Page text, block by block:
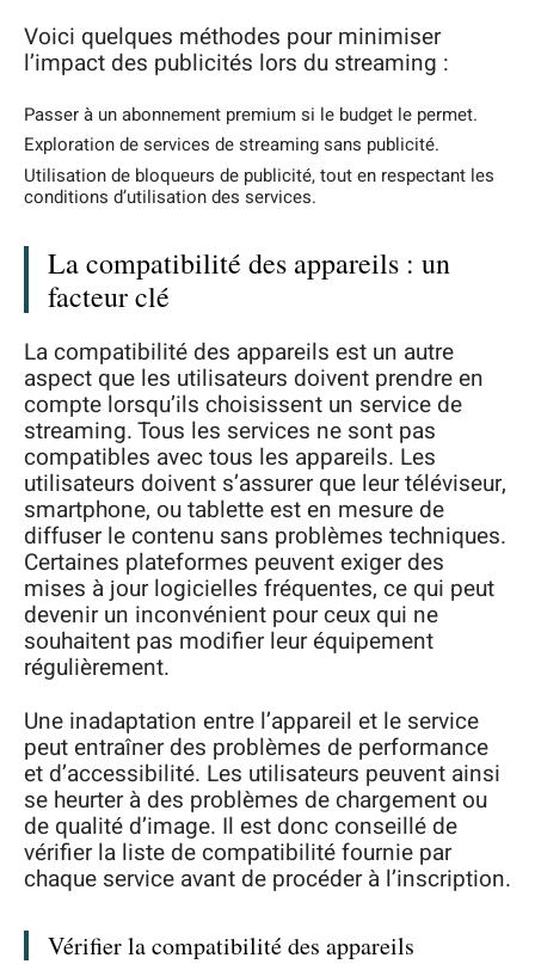
Voici quelques méthodes pour minimiser
l’impact des publicités lors du streaming :
Passer à un abonnement premium si le budget le permet.
Exploration de services de streaming sans publicité.
Utilisation de bloqueurs de publicité, tout en respectant les
conditions d’utilisation des services.
La compatibilité des appareils : un
facteur clé
La compatibilité des appareils est un autre
aspect que les utilisateurs doivent prendre en
compte lorsqu’ils choisissent un service de
streaming. Tous les services ne sont pas
compatibles avec tous les appareils. Les
utilisateurs doivent s’assurer que leur téléviseur,
smartphone, ou tablette est en mesure de
diffuser le contenu sans problèmes techniques.
Certaines plateformes peuvent exiger des
mises à jour logicielles fréquentes, ce qui peut
devenir un inconvénient pour ceux qui ne
souhaitent pas modifier leur équipement
régulièrement.
Une inadaptation entre l’appareil et le service
peut entraîner des problèmes de performance
et d’accessibilité. Les utilisateurs peuvent ainsi
se heurter à des problèmes de chargement ou
de qualité d’image. Il est donc conseillé de
vérifier la liste de compatibilité fournie par
chaque service avant de procéder à l’inscription.
Vérifier la compatibilité des appareils